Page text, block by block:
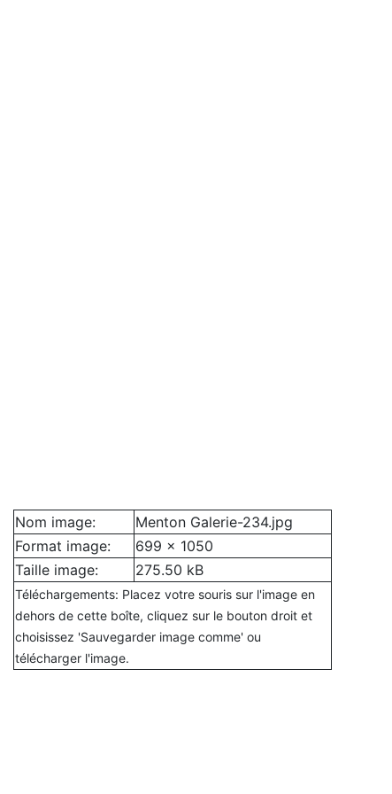
Nom image:
Menton Galerie-234.jpg
Format image:
699 x 1050
Taille image:
275.50 kB
Téléchargements: Placez votre souris sur l'image en
dehors de cette boîte, cliquez sur le bouton droit et
choisissez 'Sauvegarder image comme' ou
télécharger l'image.